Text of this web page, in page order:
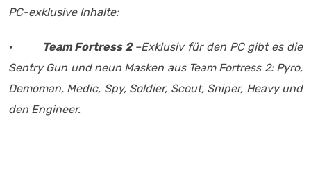
PC-exklusive Inhalte:
· Team Fortress 2 –Exklusiv für den PC gibt es die
Sentry Gun und neun Masken aus Team Fortress 2: Pyro,
Demoman, Medic, Spy, Soldier, Scout, Sniper, Heavy und
den Engineer.